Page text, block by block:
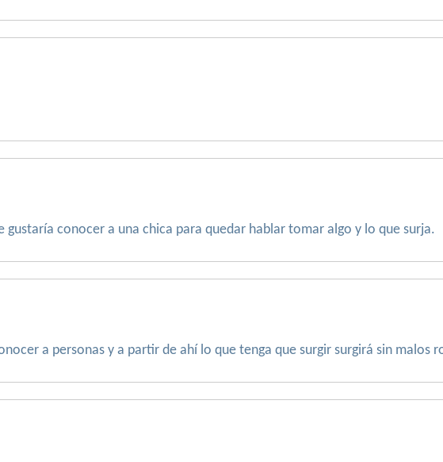
gustaría conocer a una chica para quedar hablar tomar algo y lo que surja.
a personas y a partir de ahí lo que tenga que surgir surgirá sin malos